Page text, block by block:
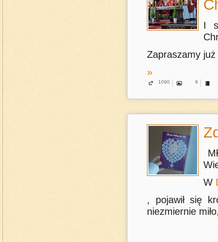
I
Zapraszamy
»
1090 8
W
, pojawił się
niezmiernie